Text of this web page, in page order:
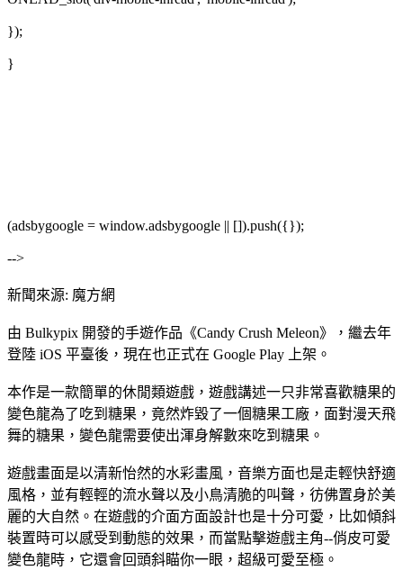
});
}
(adsbygoogle = window.adsbygoogle || []).push({});
-->
新聞來源: 魔方網
由 Bulkypix 開發的手遊作品《Candy Crush Meleon》，繼去年
登陸 iOS 平臺後，現在也正式在 Google Play 上架。
本作是一款簡單的休閒類遊戲，遊戲講述一只非常喜歡糖果的
變色龍為了吃到糖果，竟然炸毀了一個糖果工廠，面對漫天飛
舞的糖果，變色龍需要使出渾身解數來吃到糖果。
遊戲畫面是以清新怡然的水彩畫風，音樂方面也是走輕快舒適
風格，並有輕輕的流水聲以及小鳥清脆的叫聲，彷佛置身於美
麗的大自然。在遊戲的介面方面設計也是十分可愛，比如傾斜
裝置時可以感受到動態的效果，而當點擊遊戲主角--俏皮可愛
變色龍時，它還會回頭斜瞄你一眼，超級可愛至極。